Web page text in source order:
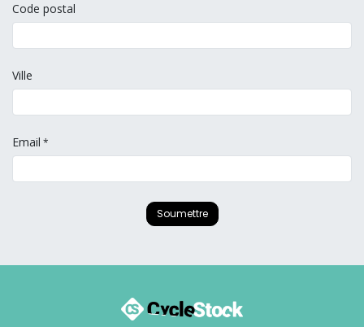
Code postal
Ville
Email *
Soumettre